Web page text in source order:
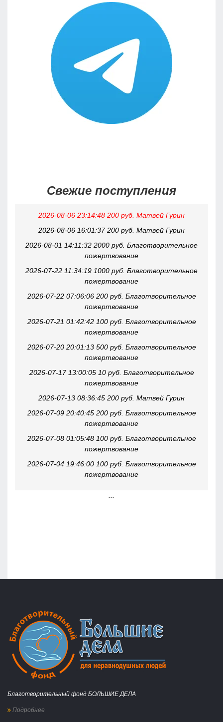
Свежие поступления
2026-08-06 23:14:48 200 руб. Матвей Гурин
2026-08-06 16:01:37 200 руб. Матвей Гурин
2026-08-01 14:11:32 2000 руб. Благотворительное
пожертвование
2026-07-22 11:34:19 1000 руб. Благотворительное
пожертвование
2026-07-22 07:06:06 200 руб. Благотворительное
пожертвование
2026-07-21 01:42:42 100 руб. Благотворительное
пожертвование
2026-07-20 20:01:13 500 руб. Благотворительное
пожертвование
2026-07-17 13:00:05 10 руб. Благотворительное
пожертвование
2026-07-13 08:36:45 200 руб. Матвей Гурин
2026-07-09 20:40:45 200 руб. Благотворительное
пожертвование
2026-07-08 01:05:48 100 руб. Благотворительное
пожертвование
2026-07-04 19:46:00 100 руб. Благотворительное
пожертвование
Благотворительный фонд БОЛЬШИЕ ДЕЛА
Подробнее